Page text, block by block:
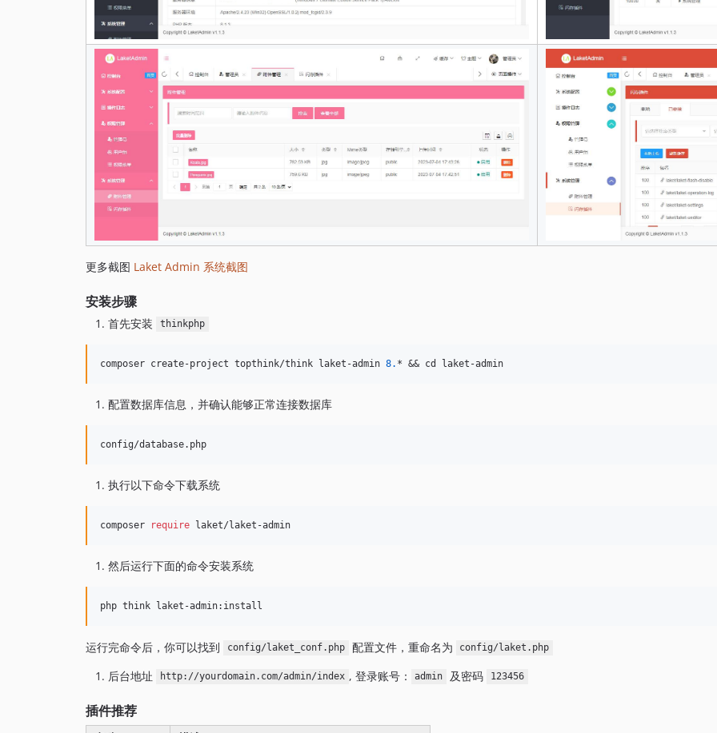
更多截图 Laket Admin 系统截图
安装步骤
首先安装 thinkphp
composer create-project topthink/think laket-admin 8. * && cd laket-admin
配置数据库信息，并确认能够正常连接数据库
执行以下命令下载系统
composer require laket/laket-admin
然后运行下面的命令安装系统
php think laket-admin:install
运行完命令后，你可以找到 config/laket_conf.php 配置文件，重命名为 config/laket.php
后台地址 http://yourdomain.com/admin/index , 登录账号： admin 及密码 123456
插件推荐